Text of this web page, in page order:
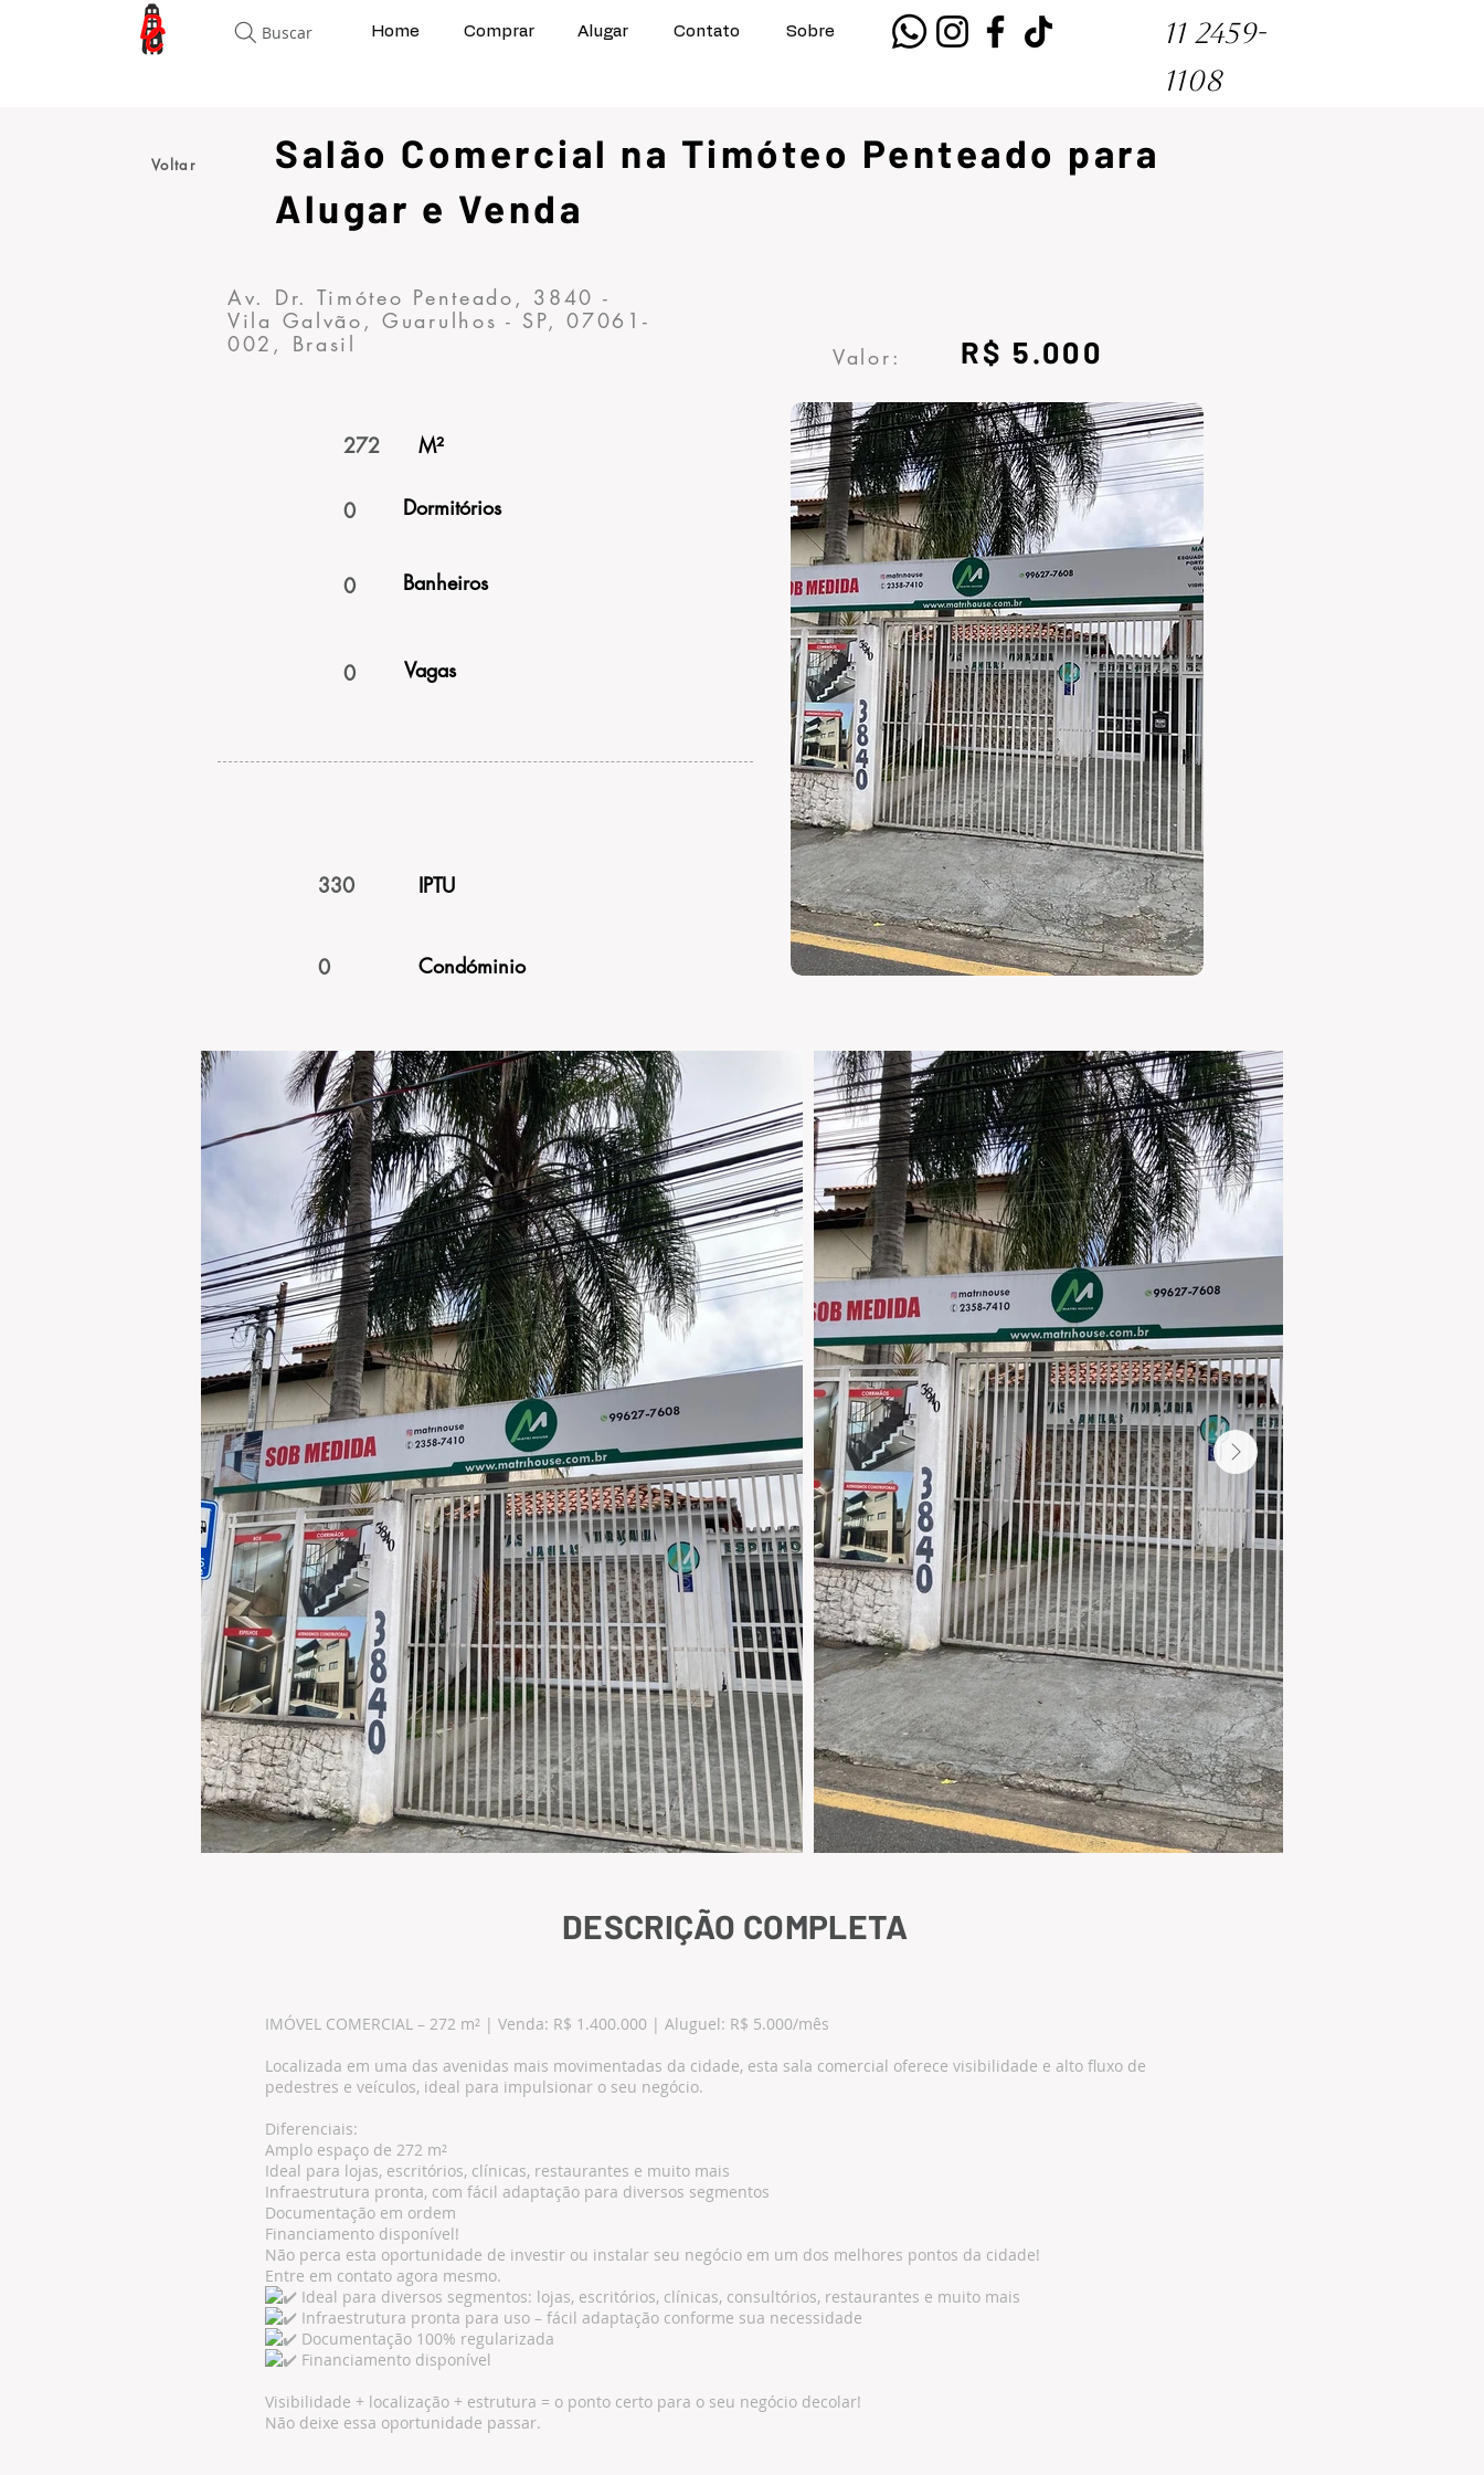
Buscar Home Comprar Alugar Contato Sobre
11 2459-
1108
Voltar
Salão Comercial na Timóteo Penteado para
Alugar e Venda
Av. Dr. Timóteo Penteado, 3840 -
Vila Galvão, Guarulhos - SP, 07061-
002, Brasil
272 M²
0 Dormitórios
0 Banheiros
0 Vagas
330 IPTU
0 Condóminio
Valor: R$ 5.000
DESCRIÇÃO COMPLETA
IMÓVEL COMERCIAL – 272 m² | Venda: R$ 1.400.000 | Aluguel: R$ 5.000/mês
Localizada em uma das avenidas mais movimentadas da cidade, esta sala comercial oferece visibilidade e alto fluxo de
pedestres e veículos, ideal para impulsionar o seu negócio.
Diferenciais:
Amplo espaço de 272 m²
Ideal para lojas, escritórios, clínicas, restaurantes e muito mais
Infraestrutura pronta, com fácil adaptação para diversos segmentos
Documentação em ordem
Financiamento disponível!
Não perca esta oportunidade de investir ou instalar seu negócio em um dos melhores pontos da cidade!
Entre em contato agora mesmo.
Ideal para diversos segmentos: lojas, escritórios, clínicas, consultórios, restaurantes e muito mais
Infraestrutura pronta para uso – fácil adaptação conforme sua necessidade
Documentação 100% regularizada
Financiamento disponível
Visibilidade + localização + estrutura = o ponto certo para o seu negócio decolar!
Não deixe essa oportunidade passar.